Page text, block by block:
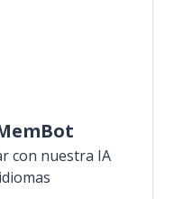
con nuestra IA